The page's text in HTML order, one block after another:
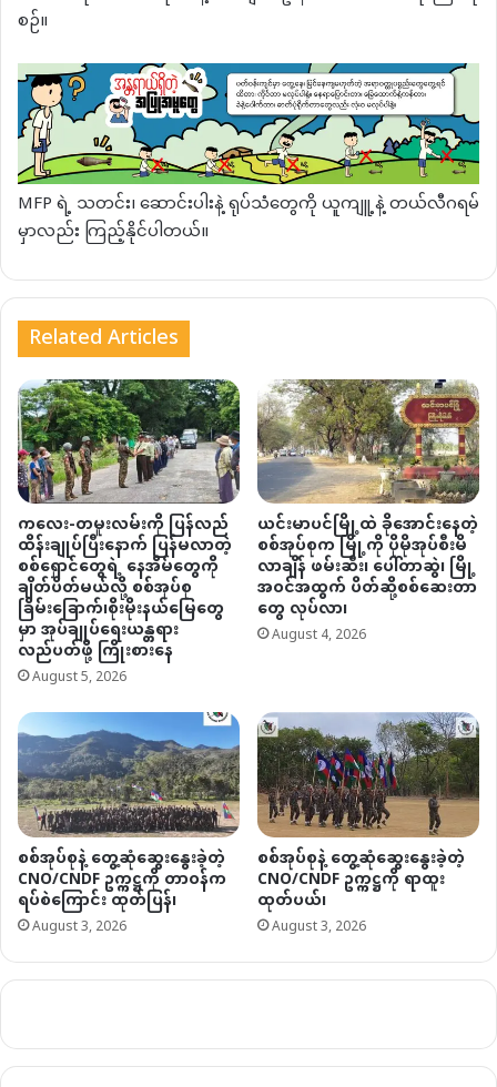
စဉ်။
MFP ရဲ့ သတင်း၊ ဆောင်းပါးနဲ့ ရုပ်သံတွေကို ယူကျူ့နဲ့ တယ်လီဂရမ်
မှာလည်း ကြည့်နိုင်ပါတယ်။
Related Articles
ကလေး-တမူးလမ်းကို ပြန်လည်
ထိန်းချုပ်ပြီးနောက် ပြန်မလာတဲ့
စစ်ရှောင်တွေရဲ့ နေအိမ်တွေကို
ချိတ်ပိတ်မယ်လို့ စစ်အုပ်စု
ခြိမ်းခြောက်၊စိုးမိုးနယ်မြေတွေ
မှာ အုပ်ချုပ်ရေးယန္တရား
လည်ပတ်ဖို့ ကြိုးစားနေ
August 5, 2026
ယင်းမာပင်မြို့ထဲ ခိုအောင်းနေတဲ့
စစ်အုပ်စုက မြို့ကို ပိုမိုအုပ်စီးမိ
လာချိန် ဖမ်းဆီး၊ ပေါ်တာဆွဲ၊ မြို့
အဝင်အထွက် ပိတ်ဆို့စစ်ဆေးတာ
တွေ လုပ်လာ၊
August 4, 2026
စစ်အုပ်စုနဲ့ တွေ့ဆုံဆွေးနွေးခဲ့တဲ့
CNO/CNDF ဥက္ကဋ္ဌကို တာဝန်က
ရပ်စဲကြောင်း ထုတ်ပြန်၊
August 3, 2026
စစ်အုပ်စုနဲ့ တွေ့ဆုံဆွေးနွေးခဲ့တဲ့
CNO/CNDF ဥက္ကဋ္ဌကို ရာထူး
ထုတ်ပယ်၊
August 3, 2026